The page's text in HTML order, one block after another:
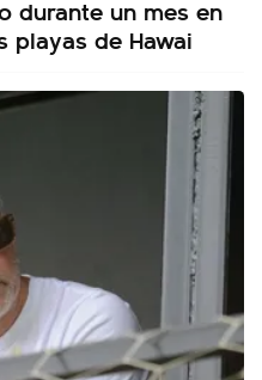
durante un mes en
playas de Hawai